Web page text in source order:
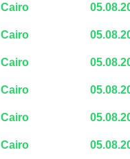
Cairo
Cairo
Cairo
Cairo
Cairo
Cairo